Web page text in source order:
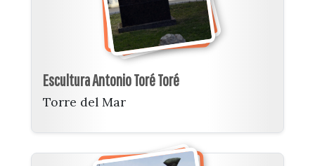
Escultura Antonio Toré Toré
Torre del Mar